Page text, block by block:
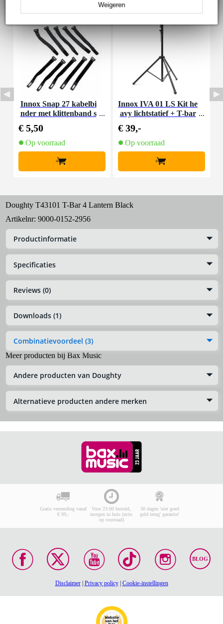
Weigeren
Innox Snap 27 kabelbi
nder met klittenband s
€ 5,50
Op voorraad
+
Innox IVA 01 LS Kit he
avy lichtstatief + T-bar
€ 39,-
Op voorraad
+
Doughty T43101 T-Bar 4 Lantern Black
Artikelnr: 9000-0152-2956
Productinformatie
Specificaties
Reviews (0)
Downloads (1)
Combinatievoordeel (3)
Meer producten bij Bax Music
Andere producten van Doughty
Alternatieve producten andere merken
Gratis verzending vanaf
€ 99,-
Voor 23:00 besteld,
morgen in huis (mits
op voorraad)
30 dagen 'niet goed
geld terug' garantie!
BLOG
Disclaimer| Privacy policy| Cookie-instellingen